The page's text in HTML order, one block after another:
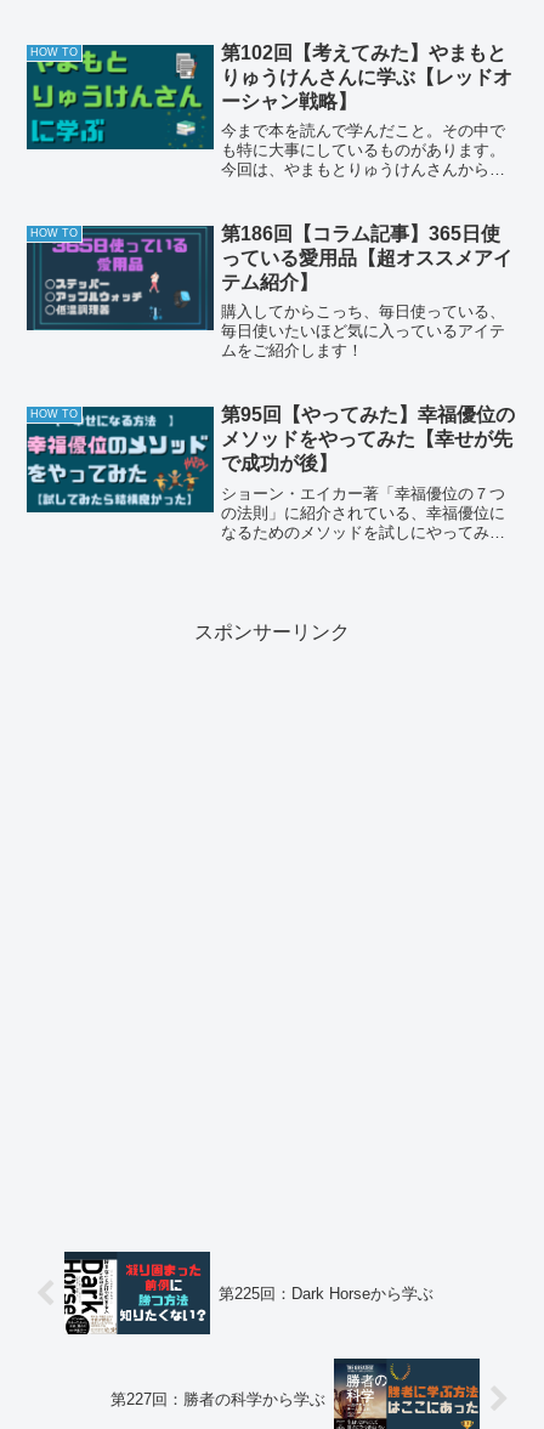
HOW TO
第102回【考えてみた】やまもと
りゅうけんさんに学ぶ【レッドオ
ーシャン戦略】
今まで本を読んで学んだこと。その中で
も特に大事にしているものがあります。
今回は、やまもとりゅうけんさんから学
HOW TO
第186回【コラム記事】365日使
っている愛用品【超オススメアイ
テム紹介】
購入してからこっち、毎日使っている、
毎日使いたいほど気に入っているアイテ
ムをご紹介します！
HOW TO
第95回【やってみた】幸福優位の
メソッドをやってみた【幸せが先
で成功が後】
ショーン・エイカー著「幸福優位の７つ
の法則」に紹介されている、幸福優位に
なるためのメソッドを試しにやってみま
スポンサーリンク
第225回：Dark Horseから学ぶ
第227回：勝者の科学から学ぶ